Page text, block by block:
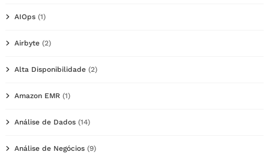
AIOps (1)
Airbyte (2)
Alta Disponibilidade (2)
Amazon EMR (1)
Análise de Dados (14)
Análise de Negócios (9)